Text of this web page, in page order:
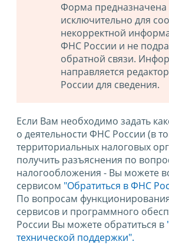
Форма предназначена
исключительно для
некорректной
ФНС России и не
обратной связи.
направляется
России для сведения.
Если Вам необходимо задать
о деятельности ФНС России (в
территориальных налоговых
получить разъяснения по
налогообложения - Вы можете
сервисом "Обратиться в ФНС
По вопросам
сервисов и программного
России Вы можете обратиться в
технической поддержки".